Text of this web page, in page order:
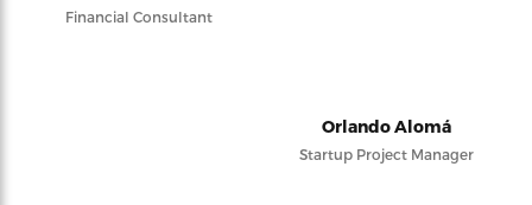
Financial Consultant
Orlando Alomá
Startup Project Manager